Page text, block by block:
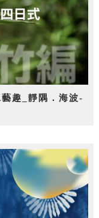
趣_靜隅．海波-